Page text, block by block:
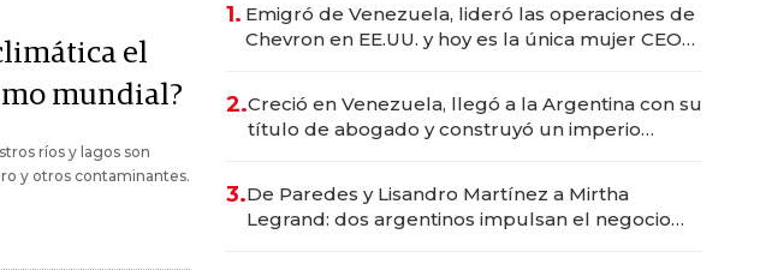
el
mundial?
ríos y lagos son
y otros contaminantes.
1. Emigró de Venezuela, lideró las operaciones de
Chevron en EE.UU. y hoy es la única mujer CEO
2.Creció en Venezuela, llegó a la Argentina con su
título de abogado y construyó un imperio
3.De Paredes y Lisandro Martínez a Mirtha
Legrand: dos argentinos impulsan el negocio